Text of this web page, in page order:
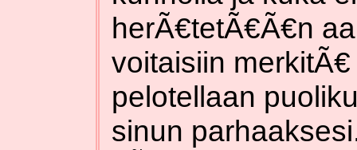
herÃ€tetÃ€Ã€n
voitaisiin
pelotellaan
sinun